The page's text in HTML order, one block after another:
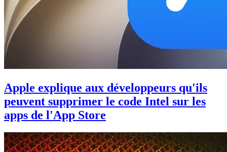
Apple explique aux développeurs qu'ils
peuvent supprimer le code Intel sur les
apps de l'App Store